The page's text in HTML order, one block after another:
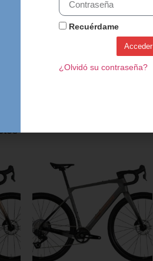
CASCO LAZER TARDIZ 2 –
Recuérdame
Acceder
¿Olvidó su contraseña?